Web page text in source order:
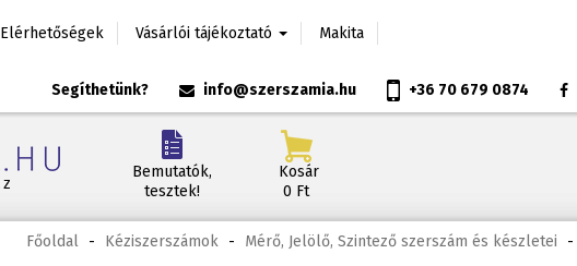
Elérhetőségek Vásárlói tájékoztató
Makita
Segíthetünk? info@szerszamia.hu +36 70 679 0874
Bemutatók,
tesztek!
Kosár
0 Ft
Főoldal - Kéziszerszámok - Mérő, Jelölő, Szintező szerszám és készletei -